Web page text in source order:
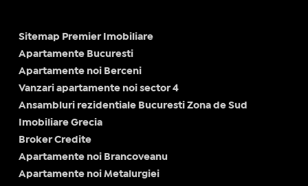
Sitemap Premier Imobiliare
Apartamente Bucuresti
Apartamente noi Berceni
Vanzari apartamente noi sector 4
Ansambluri rezidentiale Bucuresti Zona de Sud
Imobiliare Grecia
Broker Credite
Apartamente noi Brancoveanu
Apartamente noi Metalurgiei